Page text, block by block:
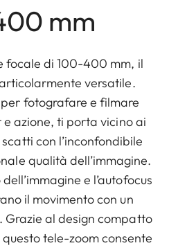
mm
focale di 100-400 mm, il
versatile.
fotografare e filmare
azione, ti porta vicino ai
con l’inconfondibile
qualità dell’immagine.
e l’autofocus
il movimento con un
al design compatto
tele-zoom consente